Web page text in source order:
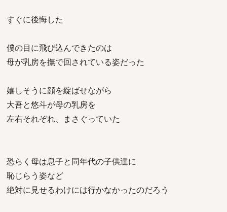
すぐに後悔した
僕の目に飛び込んできたのは
母が乳房を撫で回されている姿だった
嬉しそうに顔を綻ばせながら
大吾と悠斗が母の乳房を
左右それぞれ、まさぐっていた
恐らく母は息子と同年代の子供達に
恥じらう姿など
絶対に見せるわけには行かなかったのだろう